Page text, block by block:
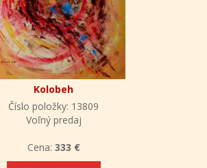
Kolobeh
Číslo položky: 13809
Voľný predaj
Cena: 333 €